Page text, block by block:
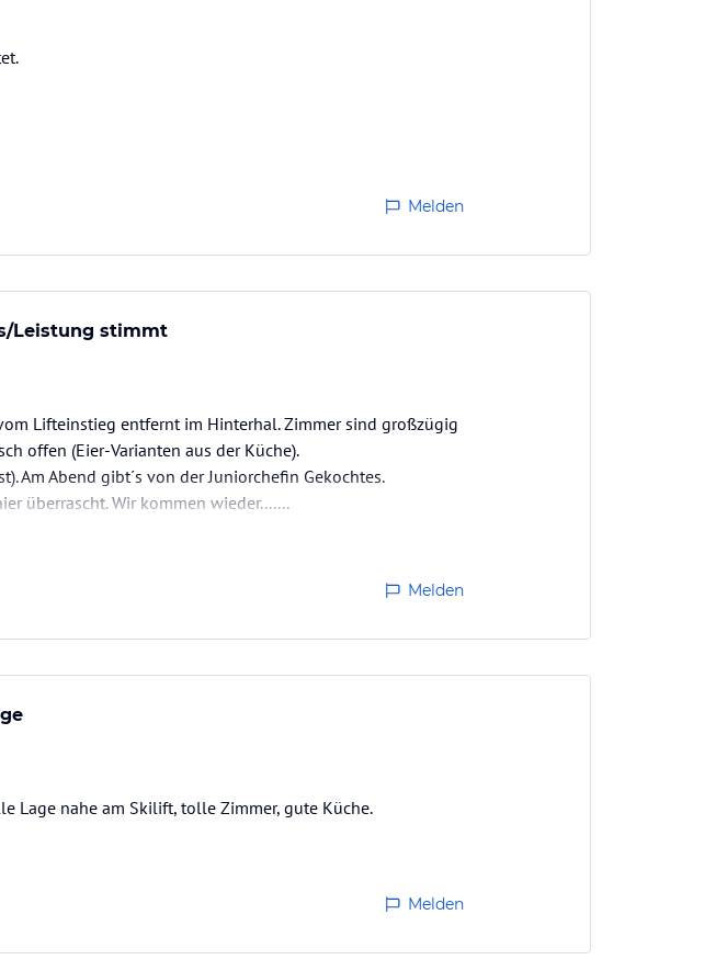
Melden
Leistung stimmt
Lifteinstieg entfernt im Hinterhal. Zimmer sind großzügig
offen (Eier-Varianten aus der Küche).
Am Abend gibt´s von der Juniorchefin Gekochtes.
überrascht. Wir kommen wieder.......
Melden
Lage nahe am Skilift, tolle Zimmer, gute Küche.
Melden